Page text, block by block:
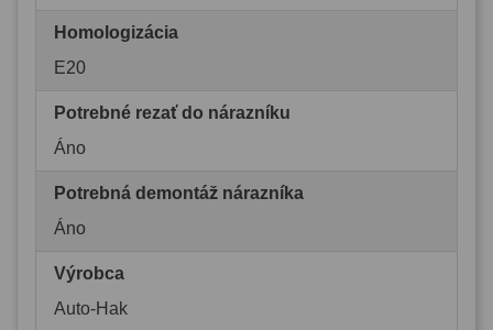
Homologizácia
E20
Potrebné rezať do nárazníku
Áno
Potrebná demontáž nárazníka
Áno
Výrobca
Auto-Hak